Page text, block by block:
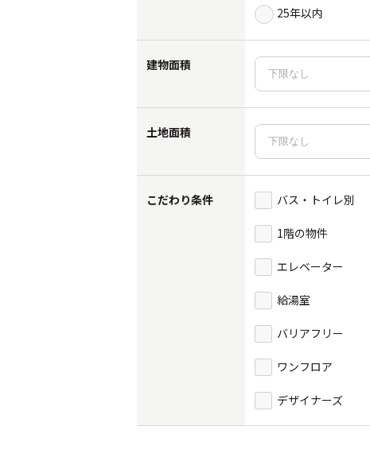
25年以内
建物面積
土地面積
こだわり条件 バス・トイレ別
1階の物件
エレベーター
給湯室
バリアフリー
ワンフロア
デザイナーズ